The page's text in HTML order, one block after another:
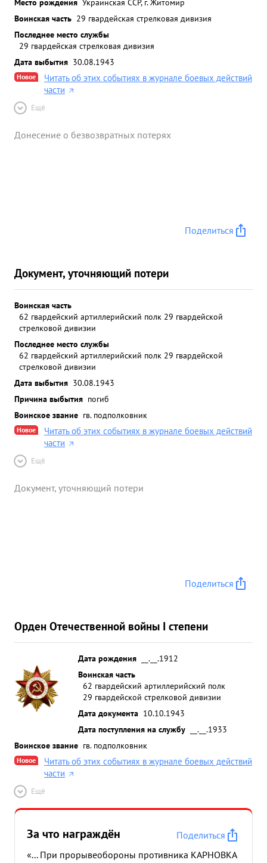
Воинская часть 29 гвардейская стрелковая дивизия
Последнее место службы
29 гвардейская стрелковая дивизия
Дата выбытия 30.08.1943
Новое
Читать об этих событиях в журнале боевых действий
части
Ещё
Донесение о безвозвратных потерях
Поделиться
Документ, уточняющий потери
Воинская часть
62 гвардейский артиллерийский полк 29 гвардейской
стрелковой дивизии
Последнее место службы
62 гвардейский артиллерийский полк 29 гвардейской
стрелковой дивизии
Дата выбытия 30.08.1943
Причина выбытия погиб
Воинское звание гв. подполковник
Новое
Читать об этих событиях в журнале боевых действий
части
Ещё
Документ, уточняющий потери
Поделиться
Орден Отечественной войны I степени
Дата рождения
__.__.1912
Воинская часть
62 гвардейский артиллерийский полк
29 гвардейской стрелковой дивизии
Дата документа 10.10.1943
Дата поступления на службу
__.__.1933
Воинское звание гв. подполковник
Новое
Читать об этих событиях в журнале боевых действий
части
Ещё
За что награждён
Поделиться
«... При прорывеобороны противника КАРНОВКА